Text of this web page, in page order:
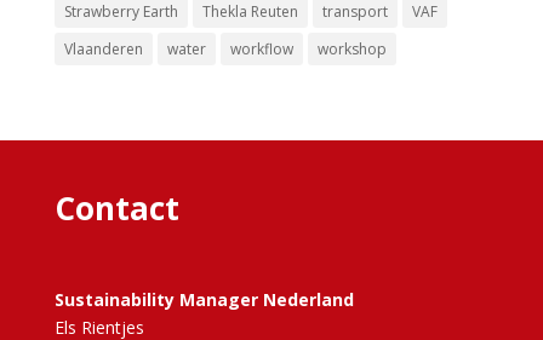
Strawberry Earth
Thekla Reuten transport
VAF
Vlaanderen
water workflow workshop
Contact
Sustainability Manager Nederland
Els Rientjes